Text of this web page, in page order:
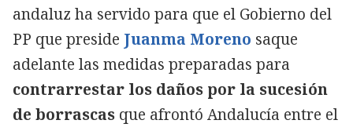
andaluz ha servido para que el Gobierno del
PP que preside Juanma Moreno saque
adelante las medidas preparadas para
contrarrestar los daños por la sucesión
de borrascas que afrontó Andalucía entre el